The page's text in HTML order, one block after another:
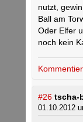
nutzt,
Ball am
Oder Elfer
noch kein
#26 tscha-
01.10.2012